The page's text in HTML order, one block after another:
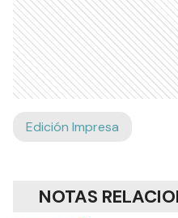
Edición Impresa
NOTAS